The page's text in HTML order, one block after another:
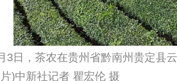
3日，茶农在贵州省黔南州贵定县
)中新社记者 瞿宏伦 摄